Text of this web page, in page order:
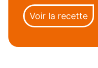
Voir la recette